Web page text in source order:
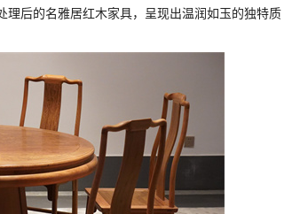
后的名雅居红木家具，呈现出温润如玉的独特质